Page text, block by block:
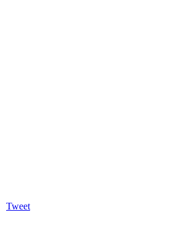
Tweet